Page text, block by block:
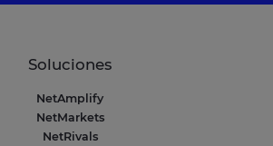
Soluciones
NetAmplify
NetMarkets
NetRivals